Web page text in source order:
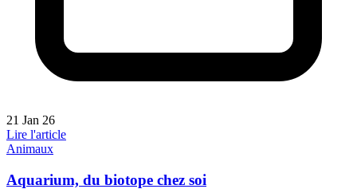
21 Jan 26
Lire l'article
Animaux
Aquarium, du biotope chez soi